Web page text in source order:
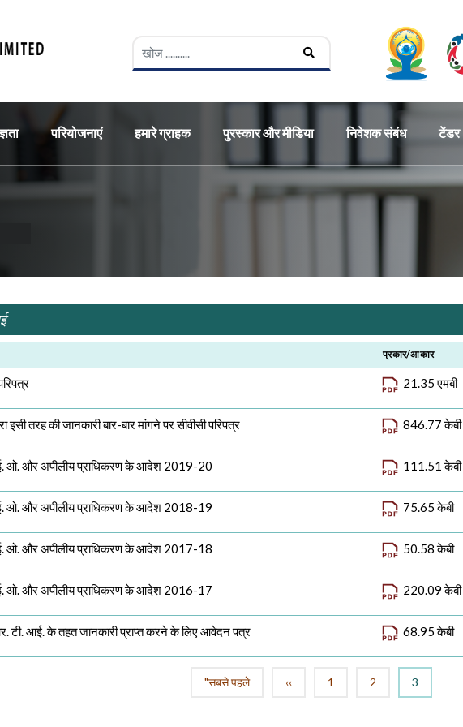
परियोजनाएं हमारे ग्राहक पुरस्कार और मीडिया निवेशक संबंध टेंडर
प्रकार/आकार
21.35 एमबी
इसी तरह की जानकारी बार-बार मांगने पर सीवीसी परिपत्र 846.77 केबी
ओ. और अपीलीय प्राधिकरण के आदेश 2019-20 111.51 केबी
ओ. और अपीलीय प्राधिकरण के आदेश 2018-19 75.65 केबी
ओ. और अपीलीय प्राधिकरण के आदेश 2017-18 50.58 केबी
ओ. और अपीलीय प्राधिकरण के आदेश 2016-17 220.09 केबी
टी. आई. के तहत जानकारी प्राप्त करने के लिए आवेदन पत्र 68.95 केबी
पहला पृष्ठ
"सबसे पहले
पिछला पृष्ठ
‹‹
पृष्ठ
1
पृष्ठ
2
वर्तमान पृष्ठ
3